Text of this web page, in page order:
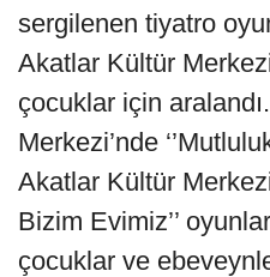
sergilenen tiyatro
Akatlar Kültür
çocuklar için
Merkezi’nde
Akatlar Kültür
Bizim Evimiz’’
çocuklar ve